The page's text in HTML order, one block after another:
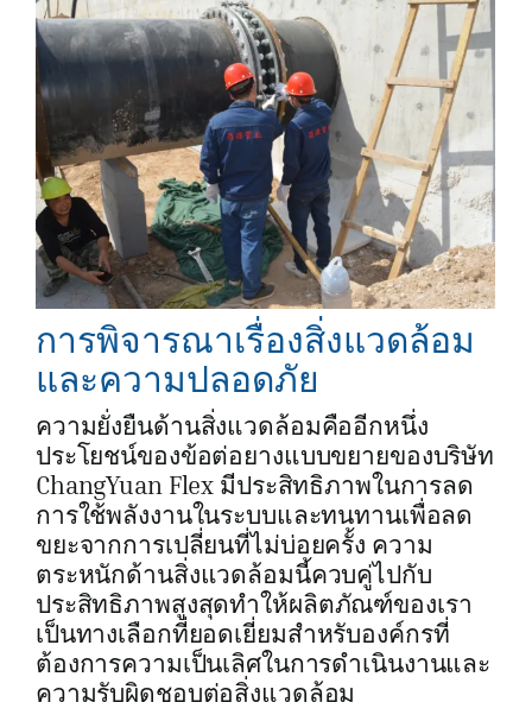
การพิจารณาเรื่องสิ่งแวดล้อม
และความปลอดภัย
ความยั่งยืนด้านสิ่งแวดล้อมคืออีกหนึ่ง
ประโยชน์ของข้อต่อยางแบบขยายของบริษัท
ChangYuan Flex มีประสิทธิภาพในการลด
การใช้พลังงานในระบบและทนทานเพื่อลด
ขยะจากการเปลี่ยนที่ไม่บ่อยครั้ง ความ
ตระหนักด้านสิ่งแวดล้อมนี้ควบคู่ไปกับ
ประสิทธิภาพสูงสุดทำให้ผลิตภัณฑ์ของเรา
เป็นทางเลือกที่ยอดเยี่ยมสำหรับองค์กรที่
ต้องการความเป็นเลิศในการดำเนินงานและ
ความรับผิดชอบต่อสิ่งแวดล้อม